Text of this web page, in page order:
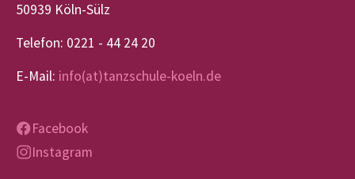
50939 Köln-Sülz
Telefon: 0221 - 44 24 20
E-Mail: info(at)tanzschule-koeln.de
Facebook
Instagram